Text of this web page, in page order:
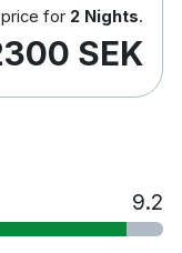
kronor per natt
kronor per natt
en avgift på
for 2 Nights.
SEK
9.2